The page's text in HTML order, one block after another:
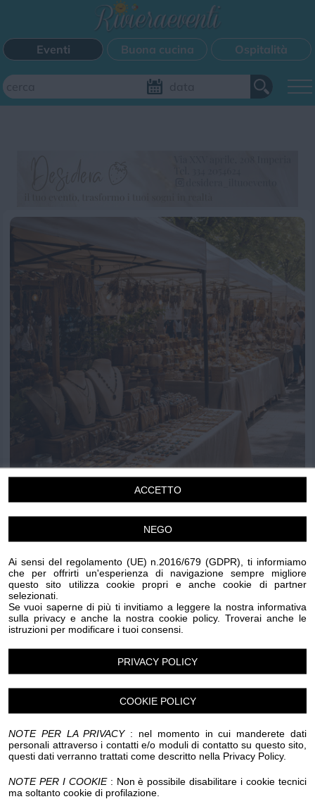
ACCETTO
NEGO
Ai sensi del regolamento (UE) n.2016/679 (GDPR), ti informiamo
che per offrirti un'esperienza di navigazione sempre migliore
questo sito utilizza cookie propri e anche cookie di partner
selezionati.
Se vuoi saperne di più ti invitiamo a leggere la nostra informativa
sulla privacy e anche la nostra cookie policy. Troverai anche le
istruzioni per modificare i tuoi consensi.
PRIVACY POLICY
COOKIE POLICY
NOTE PER LA PRIVACY: nel momento in cui manderete dati
personali attraverso i contatti e/o moduli di contatto su questo sito,
questi dati verranno trattati come descritto nella Privacy Policy.
NOTE PER I COOKIE: Non è possibile disabilitare i cookie tecnici
ma soltanto cookie di profilazione.
Eventi Buona cucina Ospitalità
CATEGORIE EVENTI
Bimbi Cinema Corsi Cucina Cultura
Musica Sagra Spettacolo Sport
Privacy e Cookie Login
09.00
Sanremo
Mercatini
Luogo dell'evento su Google Maps